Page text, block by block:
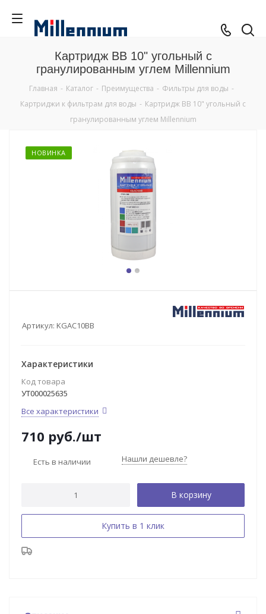
Картридж BB 10" угольный с
гранулированным углем Millennium
Главная - Каталог - Преимущества - Фильтры для воды -
Картриджи к фильтрам для воды - Картридж BB 10" угольный с
гранулированным углем Millennium
НОВИНКА
Артикул: KGAC10BB
Характеристики
Код товара
УТ000025635
Все характеристики
710 руб./шт
Есть в наличии Нашли дешевле?
В корзину
Купить в 1 клик